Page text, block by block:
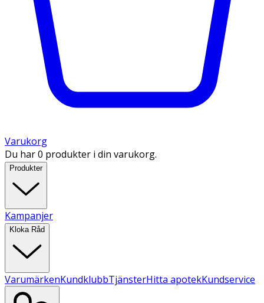
Varukorg
Du har 0 produkter i din varukorg.
Produkter
Kampanjer
Kloka Råd
VarumärkenKundklubbTjänsterHitta apotekKundservice